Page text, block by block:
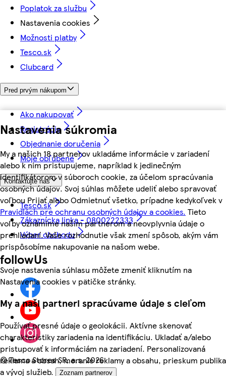
Nastavenia súkromia
My a našich 18 partnerov ukladáme informácie v zariadení
alebo k nim pristupujeme, napríklad k jedinečným
identifikátorom v súboroch cookie, za účelom spracúvania
osobných údajov. Svoj súhlas môžete udeliť alebo spravovať
voľbou Prijať alebo Odmietnuť všetko, prípadne kedykoľvek v
Pravidlách pre ochranu osobných údajov a cookies. Tieto
voľby oznámime našim partnerom a neovplyvnia údaje o
prehliadaní. Vaše rozhodnutie však zmení spôsob, akým vám
prispôsobíme nakupovanie na našom webe.
Svoje nastavenia súhlasu môžete zmeniť kliknutím na
Nastavenia cookies v pätičke stránky.
My a naši partneri spracúvame údaje s cieľom
Používať presné údaje o geolokácii. Aktívne skenovať
charakteristiky zariadenia na identifikáciu. Ukladať a/alebo
pristupovať k informáciám na zariadení. Personalizovaná
reklama a obsah, meranie reklamy a obsahu, prieskum publika
a vývoj služieb.
Zoznam partnerov
Poplatok za službu
Nastavenia cookies
Možnosti platby
Tesco.sk
Clubcard
Pred prvým nákupom
Ako nakupovať
Registrácia
Objednanie doručenia
Moje obľúbené
Kontaktujte nás
Tesco.sk
Zákaznícka linka - 0800222333
Výber obchodu
followUs
©Tesco Stores SR, a.s. 2026